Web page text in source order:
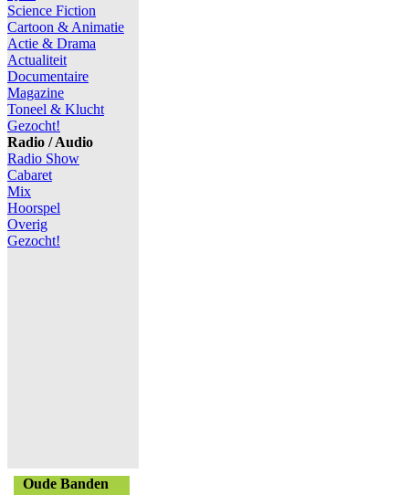
Science Fiction
Cartoon & Animatie
Actie & Drama
Actualiteit
Documentaire
Magazine
Toneel & Klucht
Gezocht!
Radio / Audio
Radio Show
Cabaret
Mix
Hoorspel
Overig
Gezocht!
Oude Banden